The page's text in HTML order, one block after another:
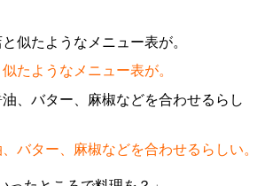
たようなメニュー表が。
バター、麻椒などを合わせるらしい。